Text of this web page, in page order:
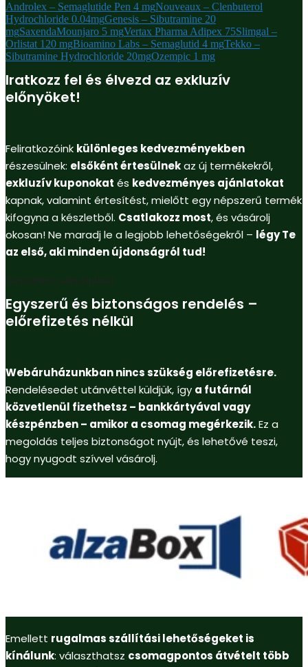
Androlex – Semaglutide Pen 4 mgNouveaux – Clenbuterol
Hydrochloride 0.04mgGenesis – Sibutramine 20
mgSaxendaMounjaro 5 mgVertax Pharma Adipex 75Slimgal –
Orlistat 120 mgBioamino Labs – Semaglutid 4 mgTekko –
Sibutramine Hydrochloride 20mgOzempic 1 mg
Iratkozz fel és élvezd az exkluzív
előnyöket!
Feliratkozóink különleges kedvezményekben
részesülnek: elsőként értesülnekaz új termékekről,
exkluzív kuponokat és kedvezményes ajánlatokat
kapnak, valamint értesítést, mielőtt egy népszerű termék
kifogyna a készletből. Csatlakozz most, és vásárolj
okosan! Ne maradj le a legjobb lehetőségekről – légy Te
az első, aki minden újdonságról tud!
Egyszerű és biztonságos rendelés –
előrefizetés nélkül
Webáruházunkban nincs szükség előrefizetésre.
Rendelésedet utánvéttel küldjük, így a futárnál
közvetlenül fizethetsz – bankkártyával vagy
készpénzben – amikor a csomag megérkezik.Ez a
megoldás teljes biztonságot nyújt, és lehetővé teszi,
hogy nyugodt szívvel vásárolj.
Emellett rugalmas szállítási lehetőségeket is
kínálunk: választhatsz csomagpontos átvételt több